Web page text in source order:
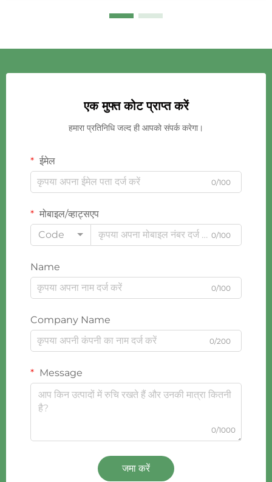
एक मुफ्त कोट प्राप्त करें
हमारा प्रतिनिधि जल्द ही आपको संपर्क करेगा।
ईमेल
0/100
मोबाइल/व्हाट्सएप
Code
0/100
Name
0/100
Company Name
0/200
Message
0/1000
जमा करें